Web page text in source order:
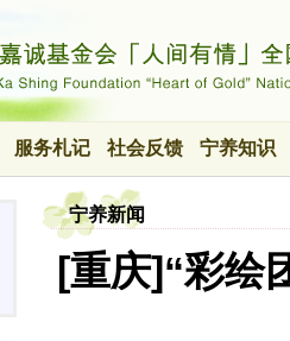
服务札记 社会反馈 宁养知识
宁养新闻
[重庆]“彩绘